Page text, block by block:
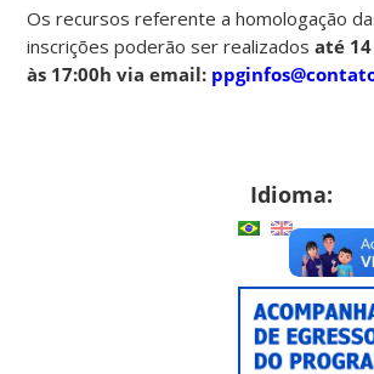
Os recursos referente a homologação
inscrições poderão ser realizadosaté
às 17:00h via email:
Idioma: